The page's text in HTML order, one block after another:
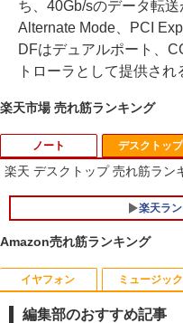
ち、40Gb/sのデータ転
Alternate Mode、PCI
DFはデュアルポート、
トローラとして提供され
楽天市場 売れ筋ランキング
ノート
1
【★
P 搭
ウス
コン
デスクトップ
楽天 デスクトップ 売れ筋ラン
楽天ラ
1
モニ
品】
1
宇宙
小山
Amazon売れ筋ランキング
イヤフォン ミュージック
編集部のおすすめ記事